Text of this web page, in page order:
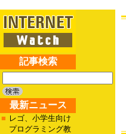
記事検索
最新ニュース
■ レゴ、小学生向け
プログラミング教